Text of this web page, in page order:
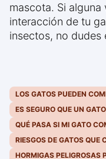
mascota. Si
interacción de tu
insectos, no dudes
LOS GATOS PUEDEN
ES SEGURO QUE UN
QUÉ PASA SI MI GATO
RIESGOS DE GATOS QUE
HORMIGAS PELIGROSAS